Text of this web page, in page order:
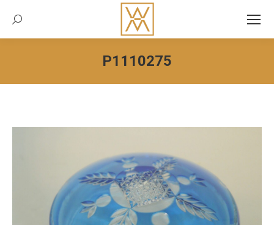
Recherche:
P1110275
Vous êtes ici :